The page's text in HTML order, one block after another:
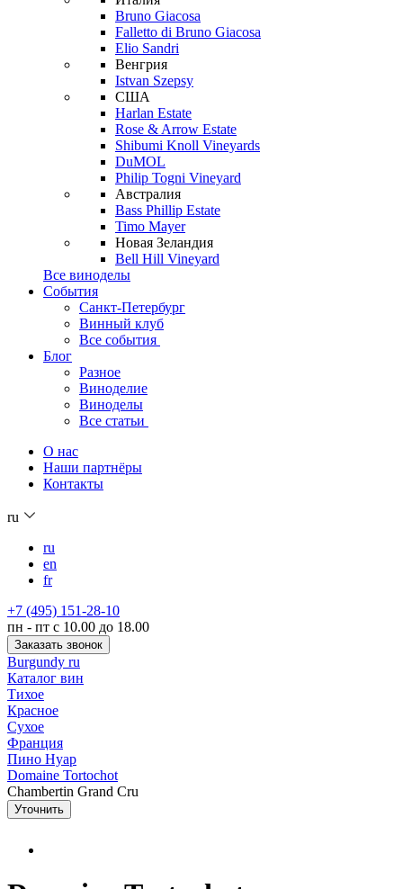
Bruno Giacosa
Falletto di Bruno Giacosa
Elio Sandri
Венгрия
Istvan Szepsy
США
Harlan Estate
Rose & Arrow Estate
Shibumi Knoll Vineyards
DuMOL
Philip Togni Vineyard
Австралия
Bass Phillip Estate
Timo Mayer
Новая Зеландия
Bell Hill Vineyard
Все виноделы
События
Санкт-Петербург
Винный клуб
Все события
Блог
Разное
Виноделие
Виноделы
Все статьи
О нас
Наши партнёры
Контакты
ru
ru
en
fr
+7 (495) 151-28-10
пн - пт с 10.00 до 18.00
Заказать звонок
Burgundy ru
Каталог вин
Тихое
Красное
Сухое
Франция
Пино Нуар
Domaine Tortochot
Chambertin Grand Cru
Уточнить